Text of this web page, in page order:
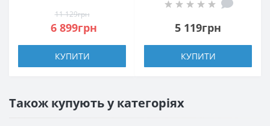
11 129грн
6 899грн
КУПИТИ
5 119грн
КУПИТИ
Також купують у категоріях